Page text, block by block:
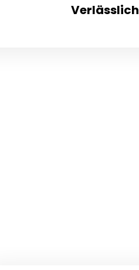
Verlässlich